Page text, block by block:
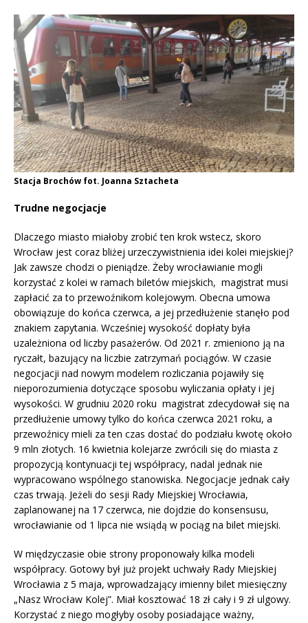
Stacja Brochów fot. Joanna Sztacheta
Trudne negocjacje
Dlaczego miasto miałoby zrobić ten krok wstecz, skoro
Wrocław jest coraz bliżej urzeczywistnienia idei kolei miejskiej?
Jak zawsze chodzi o pieniądze. Żeby wrocławianie mogli
korzystać z kolei w ramach biletów miejskich, magistrat musi
zapłacić za to przewoźnikom kolejowym. Obecna umowa
obowiązuje do końca czerwca, a jej przedłużenie stanęło pod
znakiem zapytania. Wcześniej wysokość dopłaty była
uzależniona od liczby pasażerów. Od 2021 r. zmieniono ją na
ryczałt, bazujący na liczbie zatrzymań pociągów. W czasie
negocjacji nad nowym modelem rozliczania pojawiły się
nieporozumienia dotyczące sposobu wyliczania opłaty i jej
wysokości. W grudniu 2020 roku magistrat zdecydował się na
przedłużenie umowy tylko do końca czerwca 2021 roku, a
przewoźnicy mieli za ten czas dostać do podziału kwotę około
9 mln złotych. 16 kwietnia kolejarze zwrócili się do miasta z
propozycją kontynuacji tej współpracy, nadal jednak nie
wypracowano wspólnego stanowiska. Negocjacje jednak cały
czas trwają. Jeżeli do sesji Rady Miejskiej Wrocławia,
zaplanowanej na 17 czerwca, nie dojdzie do konsensusu,
wrocławianie od 1 lipca nie wsiądą w pociąg na bilet miejski.
W międzyczasie obie strony proponowały kilka modeli
współpracy. Gotowy był już projekt uchwały Rady Miejskiej
Wrocławia z 5 maja, wprowadzający imienny bilet miesięczny
„Nasz Wrocław Kolej”. Miał kosztować 18 zł cały i 9 zł ulgowy.
Korzystać z niego mogłyby osoby posiadające ważny,